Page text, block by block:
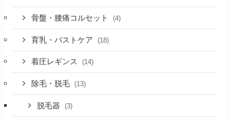
骨盤・腰痛コルセット (4)
育乳・バストケア (18)
着圧レギンス (14)
除毛・脱毛 (13)
脱毛器 (3)